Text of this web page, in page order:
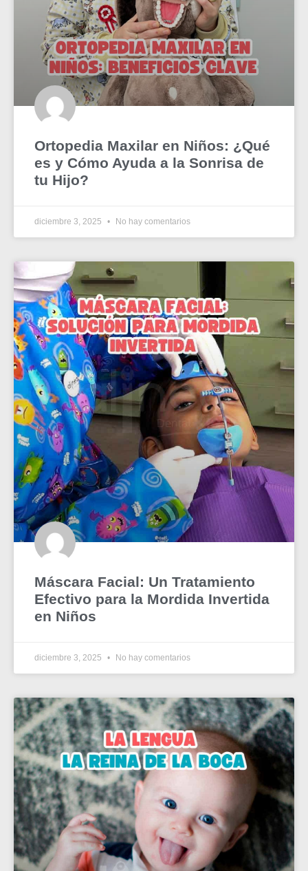
Ortopedia Maxilar en Niños: ¿Qué
es y Cómo Ayuda a la Sonrisa de
tu Hijo?
diciembre 3, 2025 No hay comentarios
Máscara Facial: Un Tratamiento
Efectivo para la Mordida Invertida
en Niños
diciembre 3, 2025 No hay comentarios